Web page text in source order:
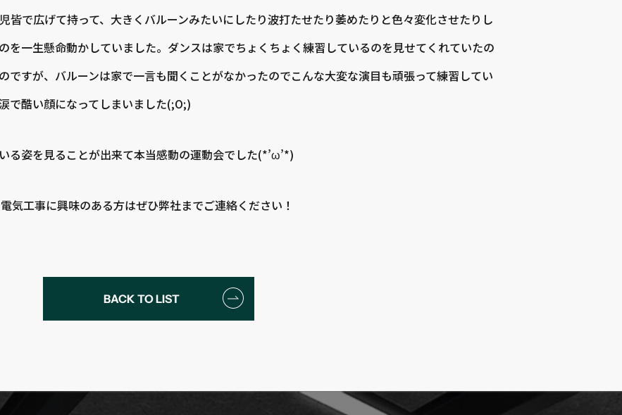
皆で広げて持って、大きくバルーンみたいにしたり波打たせたり萎めたりと色々変化させたりし
を一生懸命動かしていました。ダンスは家でちょくちょく練習しているのを見せてくれていたの
ですが、バルーンは家で一言も聞くことがなかったのでこんな大変な演目も頑張って練習してい
で酷い顔になってしまいました(;O;)
る姿を見ることが出来て本当感動の運動会でした(*’ω’*)
気工事に興味のある方はぜひ弊社までご連絡ください！
BACK TO LIST